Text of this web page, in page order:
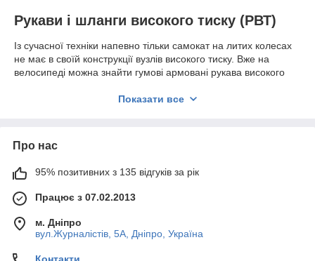
Рукави і шланги високого тиску (РВТ)
Із сучасної техніки напевно тільки самокат на литих колесах
не має в своїй конструкції вузлів високого тиску. Вже на
велосипеді можна знайти гумові армовані рукава високого
сільськогосподарська техніка буквально прошита ними. Гнучкі
тракторів і комбайнів на рівні з електропроводами.
чому не варто економити, купуючи "сірі", неперевірені, а іноді
довіряти – це рукави ТМS
користуються гарним попитом в Україні.
обмежується тільки звичним для сільськогосподарської
техніки каталогом
Показати все
Про нас
95% позитивних з 135 відгуків за рік
Працює з 07.02.2013
м. Дніпро
вул.Журналістів, 5А, Дніпро, Україна